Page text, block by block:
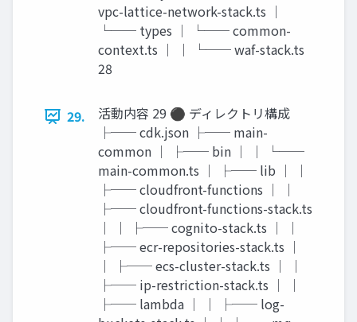
vpc-lattice-network-stack.ts │
└── types │ └── common-
context.ts │ │ └── waf-stack.ts
28
29.
活動内容 29 ⚫ ディレクトリ構成
├── cdk.json ├── main-
common │ ├── bin │ │ └──
main-common.ts │ ├── lib │ │
├── cloudfront-functions │ │
├── cloudfront-functions-stack.ts
│ │ ├── cognito-stack.ts │ │
├── ecr-repositories-stack.ts │
│ ├── ecs-cluster-stack.ts │ │
├── ip-restriction-stack.ts │ │
├── lambda │ │ ├── log-